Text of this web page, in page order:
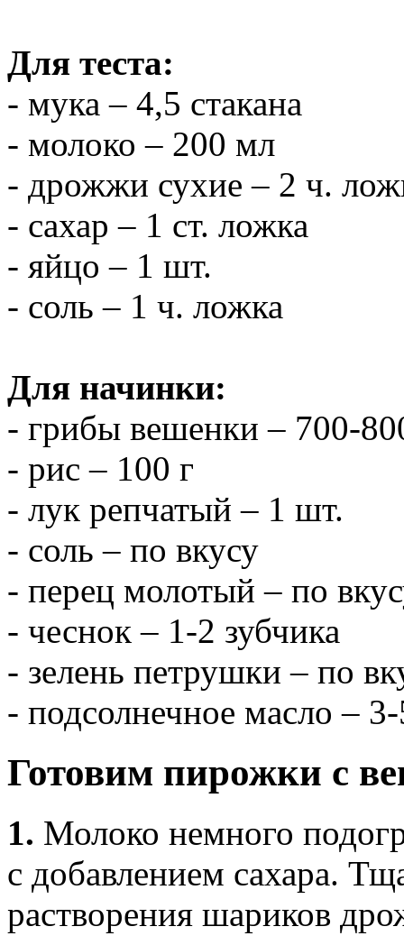
Для теста:
- мука – 4,5 стакана
- молоко – 200 мл
- дрожжи сухие – 2 ч.
- сахар – 1 ст. ложка
- яйцо – 1 шт.
- соль – 1 ч. ложка
Для начинки:
- грибы вешенки – 700-
- рис – 100 г
- лук репчатый – 1 шт.
- соль – по вкусу
- перец молотый – по
- чеснок – 1-2 зубчика
- зелень петрушки – по
- подсолнечное масло –
Готовим пирожки с
1. Молоко немного
с добавлением сахара.
растворения шариков